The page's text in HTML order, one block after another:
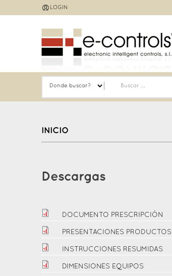
to
LOGIN
INICIO
top
Descargas
DOCUMENTO PRESCRIPCIÓN
PRESENTACIONES PRODUCTOS
INSTRUCCIONES RESUMIDAS
DIMENSIONES EQUIPOS